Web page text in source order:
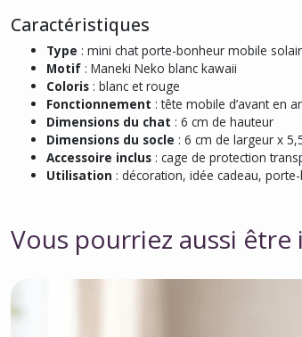
Caractéristiques
Type : mini chat porte-bonheur mobile
Motif : Maneki Neko blanc kawaii
Coloris : blanc et rouge
Fonctionnement : tête mobile d’avant en
Dimensions du chat : 6 cm de hauteur
Dimensions du socle : 6 cm de largeur x
Accessoire inclus : cage de protection
Utilisation : décoration, idée cadeau,
Vous pourriez aussi être